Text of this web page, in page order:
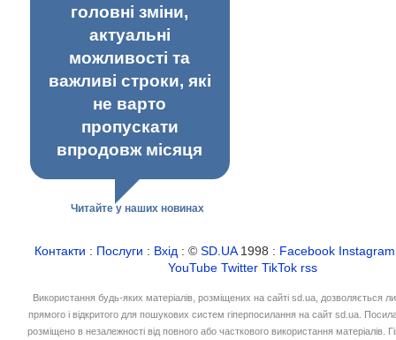
головні зміни,
актуальні
можливості та
важливі строки, які
не варто
пропускати
впродовж місяця
Читайте у наших новинах
Контакти : Послуги : Вхід : ©SD.UA1998 : Facebook Instagram
YouTube Twitter TikTok rss
Використання будь-яких матеріалів, розміщених на сайті sd.ua, дозволяється
прямого і відкритого для пошукових систем гіперпосилання на сайт sd.ua.
розміщено в незалежності від повного або часткового використання матеріалів.